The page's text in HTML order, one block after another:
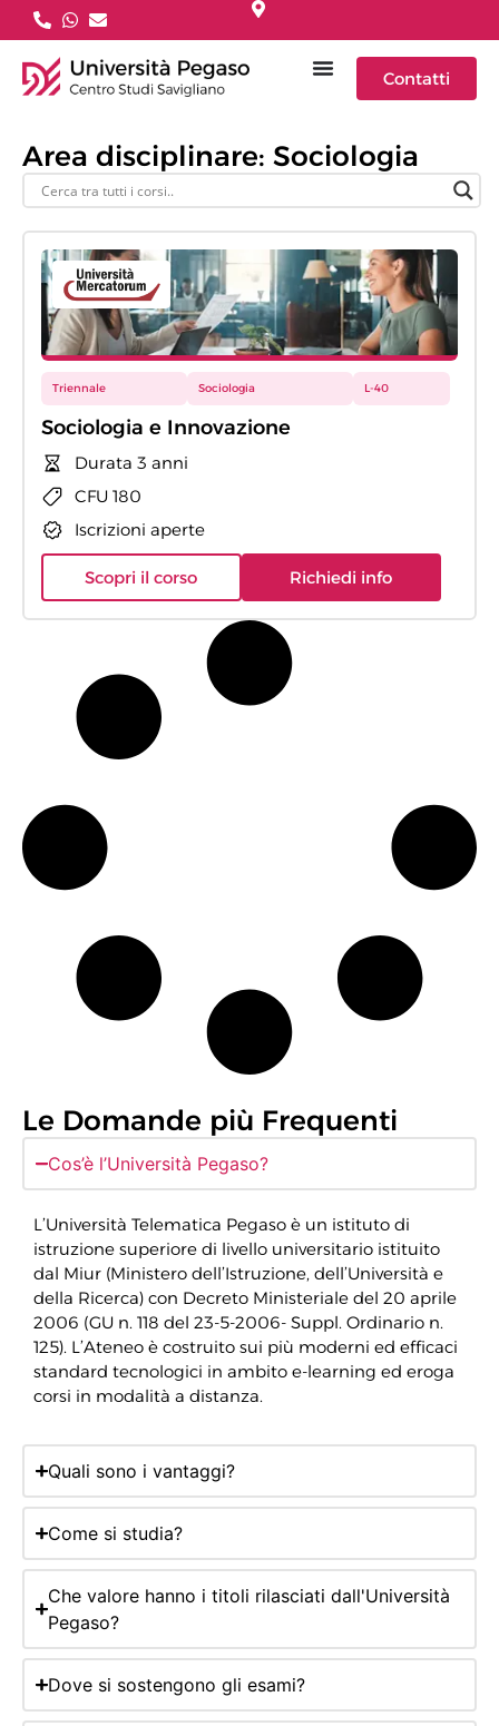
Contatti
Area disciplinare: Sociologia
Triennale Sociologia L-40
Sociologia e Innovazione
Durata 3 anni
CFU 180
Iscrizioni aperte
Scopri il corso Richiedi info
Le Domande più Frequenti
Cos’è l’Università Pegaso?
L’Università Telematica Pegaso è un istituto di
istruzione superiore di livello universitario istituito
dal Miur (Ministero dell’Istruzione, dell’Università e
della Ricerca) con Decreto Ministeriale del 20 aprile
2006 (GU n. 118 del 23-5-2006- Suppl. Ordinario n.
125). L’Ateneo è costruito sui più moderni ed efficaci
standard tecnologici in ambito e-learning ed eroga
corsi in modalità a distanza.
Quali sono i vantaggi?
Come si studia?
Che valore hanno i titoli rilasciati dall'Università
Pegaso?
Dove si sostengono gli esami?